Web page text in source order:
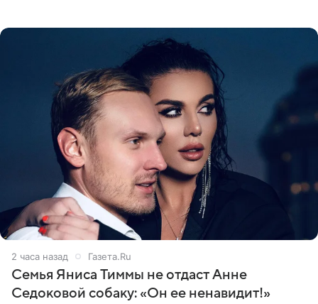
2 часа назад Газета.Ru
Семья Яниса Тиммы не отдаст Анне
Седоковой собаку: «Он ее ненавидит!»